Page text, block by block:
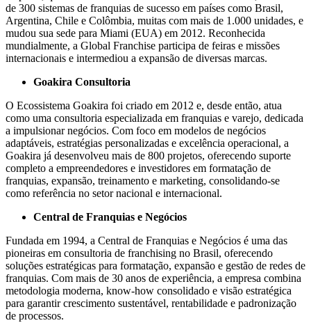
de 300 sistemas de franquias de sucesso em países como Brasil,
Argentina, Chile e Colômbia, muitas com mais de 1.000 unidades, e
mudou sua sede para Miami (EUA) em 2012. Reconhecida
mundialmente, a Global Franchise participa de feiras e missões
internacionais e intermediou a expansão de diversas marcas.
Goakira Consultoria
O Ecossistema Goakira foi criado em 2012 e, desde então, atua
como uma consultoria especializada em franquias e varejo, dedicada
a impulsionar negócios. Com foco em modelos de negócios
adaptáveis, estratégias personalizadas e excelência operacional, a
Goakira já desenvolveu mais de 800 projetos, oferecendo suporte
completo a empreendedores e investidores em formatação de
franquias, expansão, treinamento e marketing, consolidando-se
como referência no setor nacional e internacional.
Central de Franquias e Negócios
Fundada em 1994, a Central de Franquias e Negócios é uma das
pioneiras em consultoria de franchising no Brasil, oferecendo
soluções estratégicas para formatação, expansão e gestão de redes de
franquias. Com mais de 30 anos de experiência, a empresa combina
metodologia moderna, know-how consolidado e visão estratégica
para garantir crescimento sustentável, rentabilidade e padronização
de processos.